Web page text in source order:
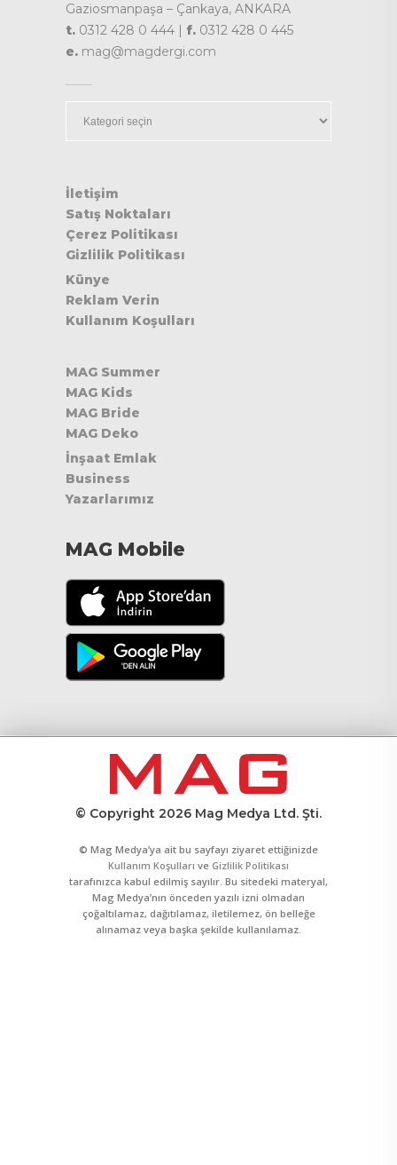
Gaziosmanpaşa – Çankaya, ANKARA
t. 0312 428 0 444 | f. 0312 428 0 445
e. mag@magdergi.com
İletişim
Satış Noktaları
Çerez Politikası
Gizlilik Politikası
Künye
Reklam Verin
Kullanım Koşulları
MAG Summer
MAG Kids
MAG Bride
MAG Deko
İnşaat Emlak
Business
Yazarlarımız
MAG Mobile
© Copyright 2026 Mag Medya Ltd. Şti.
© Mag Medya’ya ait bu sayfayı ziyaret ettiğinizde
Kullanım Koşulları ve Gizlilik Politikası
tarafınızca kabul edilmiş sayılır. Bu sitedeki materyal,
Mag Medya’nın önceden yazılı izni olmadan
çoğaltılamaz, dağıtılamaz, iletilemez, ön belleğe
alınamaz veya başka şekilde kullanılamaz.